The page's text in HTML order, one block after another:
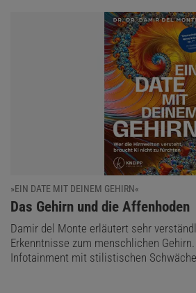
»EIN DATE MIT DEINEM GEHIRN«
:
Das Gehirn und die Affenhoden
Damir del Monte erläutert sehr
Erkenntnisse zum menschlichen
Infotainment mit stilistischen